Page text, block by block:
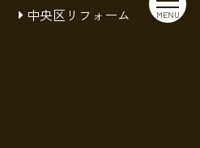
MENU
中央区リフォーム